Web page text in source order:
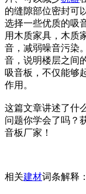
的缝隙部位密封可
选择一些优质的吸
用木质家具，木质
音，减弱噪音污染
音，说明楼层之间
吸音板，不仅能够
作用。
这篇文章讲述了什
问题你学会了吗？
音板厂家！
相关建材词条解释：